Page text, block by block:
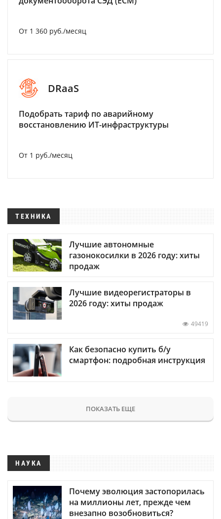
От 1 360 руб./месяц
DRaaS
Подобрать тариф по аварийному
восстановлению ИТ-инфраструктуры
От 1 руб./месяц
ТЕХНИКА
Лучшие автономные
газонокосилки в 2026 году: хиты
продаж
Лучшие видеорегистраторы в
2026 году: хиты продаж
49419
Как безопасно купить б/у
смартфон: подробная инструкция
ПОКАЗАТЬ ЕЩЕ
НАУКА
Почему эволюция застопорилась
на миллионы лет, прежде чем
внезапно возобновиться?